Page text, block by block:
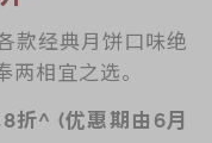
奇华茶室
联络奇华
款经典月饼口味绝
相宜之选。
折^ (优惠期由6月